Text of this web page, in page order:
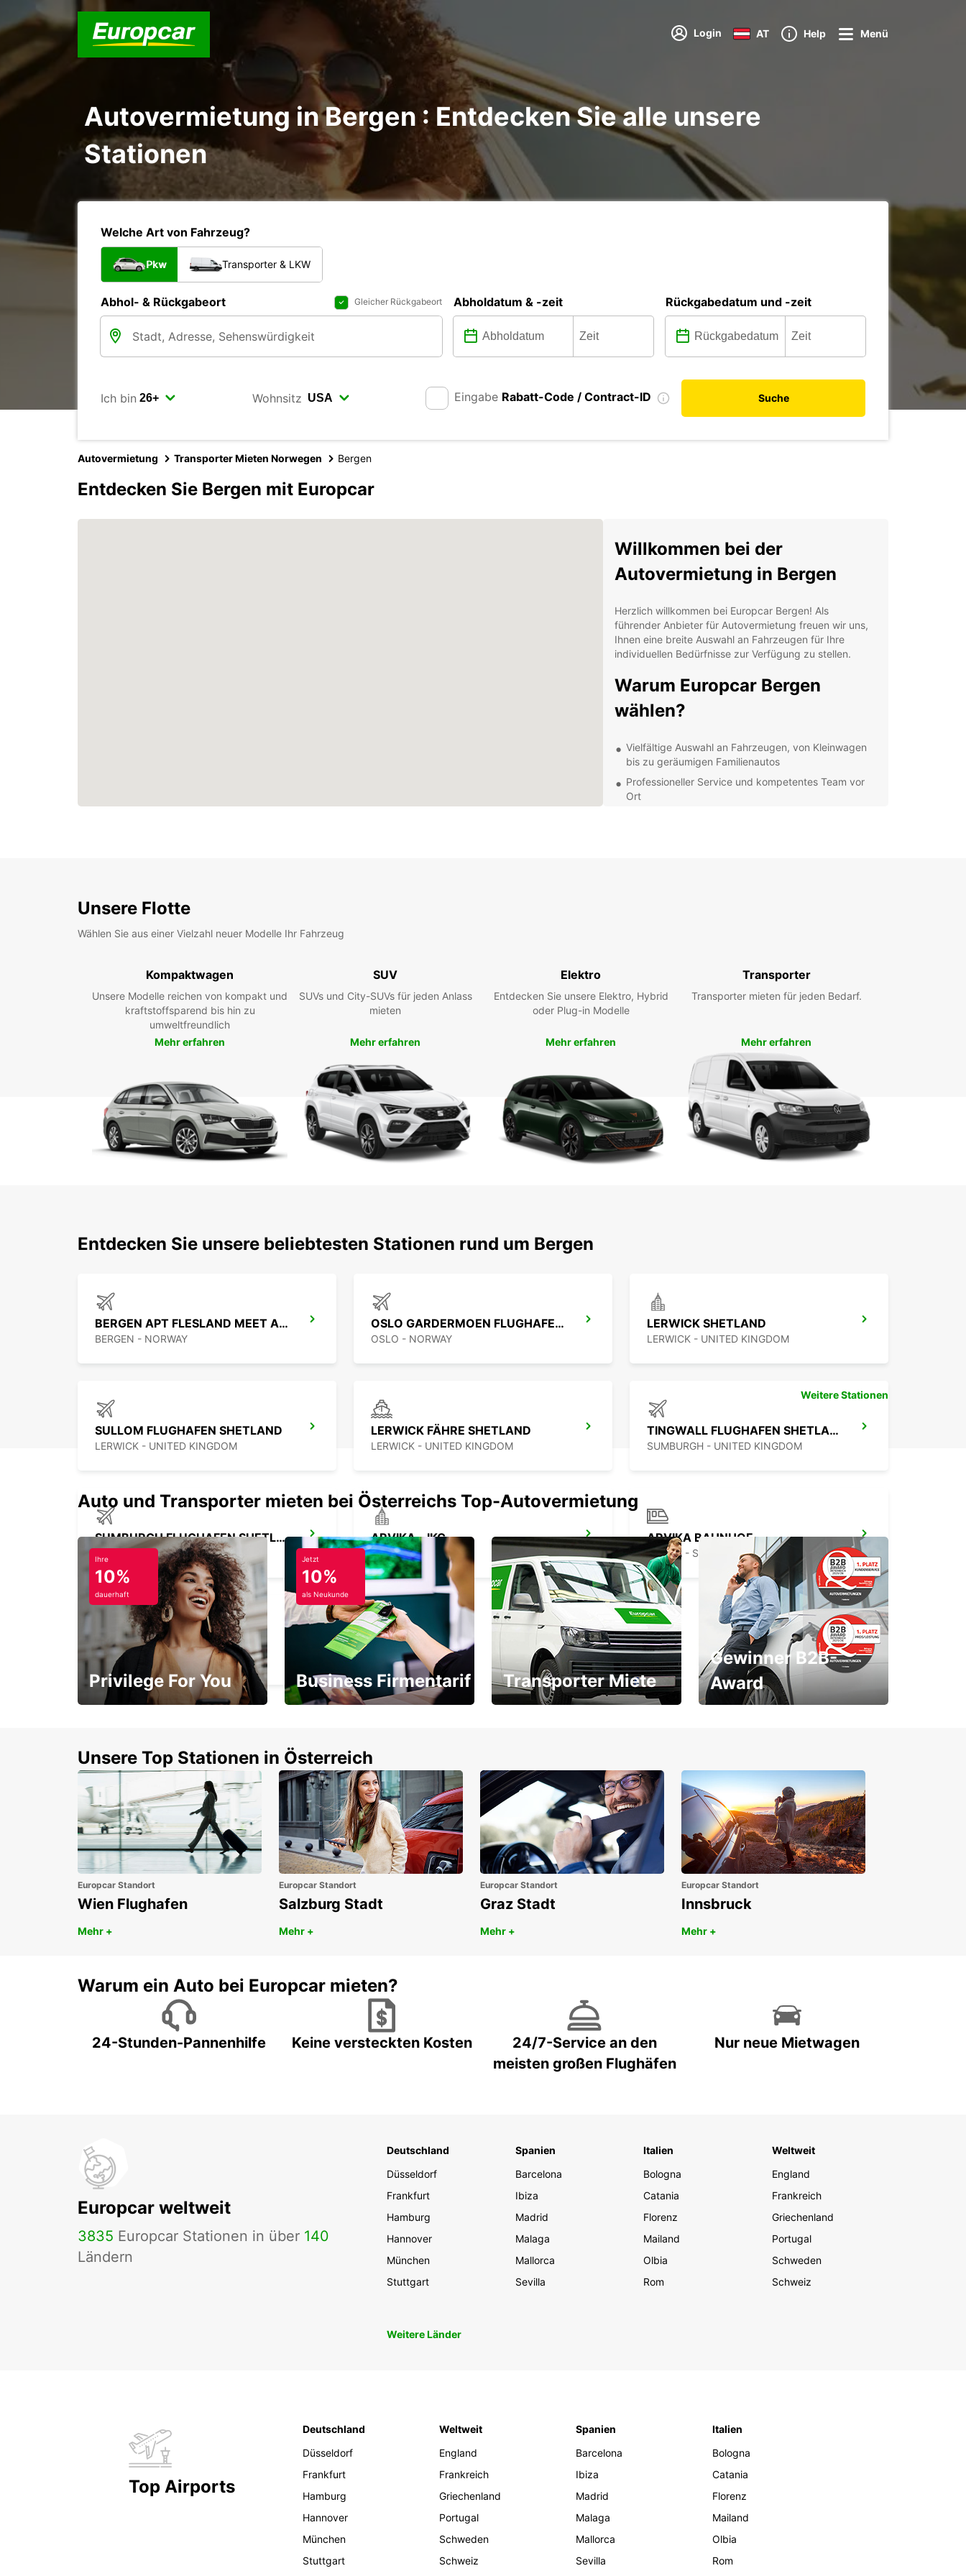
Login AT Help Menü
Autovermietung in Bergen : Entdecken Sie alle unsere
Stationen
Welche Art von Fahrzeug?
Pkw Transporter & LKW
Abhol- & Rückgabeort Gleicher Rückgabeort Abholdatum & -zeit Rückgabedatum und -zeit
Ich bin Wohnsitz Eingabe Rabatt-Code / Contract-ID Suche
Autovermietung Transporter Mieten Norwegen Bergen
Entdecken Sie Bergen mit Europcar
Willkommen bei der
Autovermietung in Bergen
Herzlich willkommen bei Europcar Bergen! Als
führender Anbieter für Autovermietung freuen wir uns,
Ihnen eine breite Auswahl an Fahrzeugen für Ihre
individuellen Bedürfnisse zur Verfügung zu stellen.
Warum Europcar Bergen
wählen?
Vielfältige Auswahl an Fahrzeugen, von Kleinwagen
bis zu geräumigen Familienautos
Professioneller Service und kompetentes Team vor
Ort
geschäftlich unterwegs sind oder einen Familienurlaub
planen, wir haben das passende Fahrzeug für Sie.
und helfen Ihnen bei der Auswahl des richtigen
Fahrzeugs für Ihre Bedürfnisse. Genießen Sie eine
stressfreie und angenehme Reise mit Europcar Bergen.
Unsere Flotte
Wählen Sie aus einer Vielzahl neuer Modelle Ihr Fahrzeug
Kompaktwagen
Unsere Modelle reichen von kompakt und
kraftstoffsparend bis hin zu
umweltfreundlich
Mehr erfahren
SUV
SUVs und City-SUVs für jeden Anlass
mieten
Mehr erfahren
Elektro
Entdecken Sie unsere Elektro, Hybrid
oder Plug-in Modelle
Mehr erfahren
Transporter
Transporter mieten für jeden Bedarf.
Mehr erfahren
Entdecken Sie unsere beliebtesten Stationen rund um Bergen
BERGEN APT FLESLAND MEET AND GREET
BERGEN - NORWAY
OSLO GARDERMOEN FLUGHAFEN TREFFPUNK
OSLO - NORWAY
LERWICK SHETLAND
LERWICK - UNITED KINGDOM
SULLOM FLUGHAFEN SHETLAND
LERWICK - UNITED KINGDOM
LERWICK FÄHRE SHETLAND
LERWICK - UNITED KINGDOM
TINGWALL FLUGHAFEN SHETLANDINSELN
SUMBURGH - UNITED KINGDOM
SUMBURGH FLUGHAFEN SHETLAND
SUMBURGH - UNITED KINGDOM
ARVIKA - IKC
ARVIKA - SWEDEN
ARVIKA BAHNHOF
ARVIKA - SWEDEN
SCANDINAVIAN MOUNTAINS
SALEN - SWEDEN
Weitere Stationen
Auto und Transporter mieten bei Österreichs Top-Autovermietung
Ihre
10%
dauerhaft
Privilege For You
Jetzt
10%
als Neukunde
Business Firmentarif Transporter Miete
Gewinner B2B-
Award
Unsere Top Stationen in Österreich
Europcar Standort
Wien Flughafen
Mehr +
Europcar Standort
Salzburg Stadt
Mehr +
Europcar Standort
Graz Stadt
Mehr +
Europcar Standort
Innsbruck
Mehr +
Warum ein Auto bei Europcar mieten?
24-Stunden-Pannenhilfe Keine versteckten Kosten
24/7-Service an den
meisten großen Flughäfen
Nur neue Mietwagen
Europcar weltweit
3835 Europcar Stationen in über 140
Ländern
Deutschland
Düsseldorf
Frankfurt
Hamburg
Hannover
München
Stuttgart
Spanien
Barcelona
Ibiza
Madrid
Malaga
Mallorca
Sevilla
Italien
Bologna
Catania
Florenz
Mailand
Olbia
Rom
Weltweit
England
Frankreich
Griechenland
Portugal
Schweden
Schweiz
Weitere Länder
Top Airports
Deutschland
Düsseldorf
Frankfurt
Hamburg
Hannover
München
Stuttgart
Weltweit
England
Frankreich
Griechenland
Portugal
Schweden
Schweiz
Spanien
Barcelona
Ibiza
Madrid
Malaga
Mallorca
Sevilla
Italien
Bologna
Catania
Florenz
Mailand
Olbia
Rom